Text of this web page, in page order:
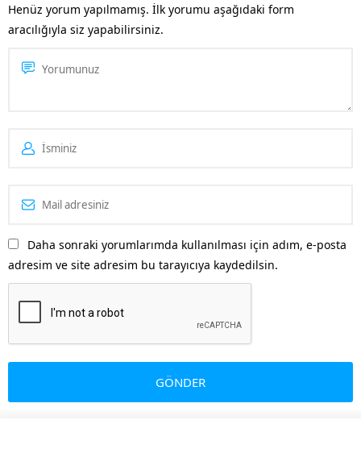
bulunmaktadır. Google’da üst
sıralara çıkmak için Seo
hizmetini...
Henüz yorum yapılmamış. İlk yorumu aşağıdaki form
aracılığıyla siz yapabilirsiniz.
Daha sonraki yorumlarımda kullanılması için adım, e-posta
adresim ve site adresim bu tarayıcıya kaydedilsin.